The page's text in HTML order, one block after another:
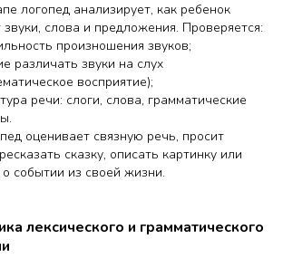
логопед анализирует, как ребенок
звуки, слова и предложения. Проверяется:
произношения звуков;
различать звуки на слух
восприятие);
речи: слоги, слова, грамматические
оценивает связную речь, просит
сказку, описать картинку или
о событии из своей жизни.
лексического и грамматического